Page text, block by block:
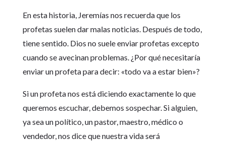
En esta historia, Jeremías nos recuerda que los
profetas suelen dar malas noticias. Después de todo,
tiene sentido. Dios no suele enviar profetas excepto
cuando se avecinan problemas. ¿Por qué necesitaría
enviar un profeta para decir: «todo va a estar bien»?
Si un profeta nos está diciendo exactamente lo que
queremos escuchar, debemos sospechar. Si alguien,
ya sea un político, un pastor, maestro, médico o
vendedor, nos dice que nuestra vida será